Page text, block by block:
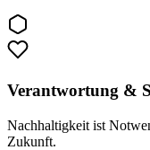
Verantwortung &
Nachhaltigkeit ist
Zukunft.